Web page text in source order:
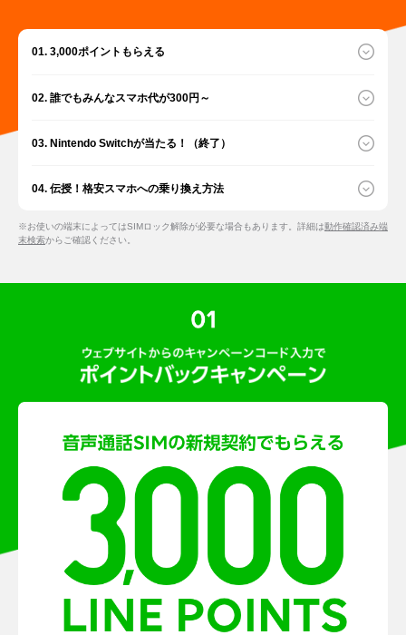
01. 3,000ポイントもらえる
02. 誰でもみんなスマホ代が300円～
03. Nintendo Switchが当たる！（終了）
04. 伝授！格安スマホへの乗り換え方法
※お使いの端末によってはSIMロック解除が必要な場合もあります。 詳細は動作確認済み端
末検索からご確認ください。